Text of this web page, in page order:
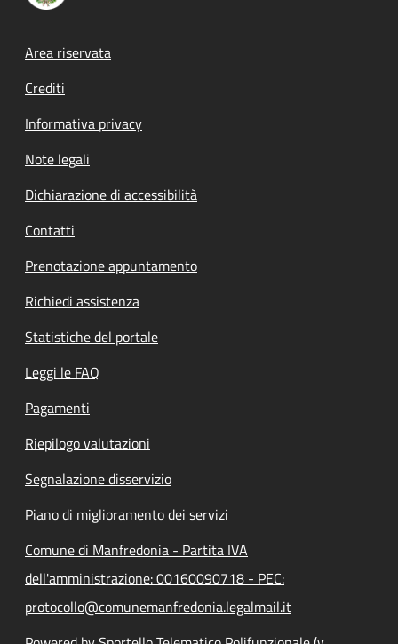
Footer menu
Area riservata
Crediti
Informativa privacy
Note legali
Dichiarazione di accessibilità
Contatti
Prenotazione appuntamento
Richiedi assistenza
Statistiche del portale
Leggi le FAQ
Pagamenti
Riepilogo valutazioni
Segnalazione disservizio
Piano di miglioramento dei servizi
Comune di Manfredonia - Partita IVA
dell'amministrazione: 00160090718 - PEC:
protocollo@comunemanfredonia.legalmail.it